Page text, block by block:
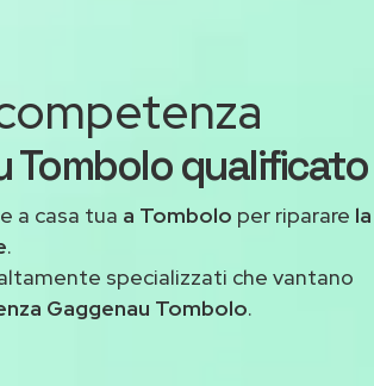
Tombolo qualificato
a casa tua a Tombolo per riparare la
.
specializzati che vantano
Gaggenau Tombolo.